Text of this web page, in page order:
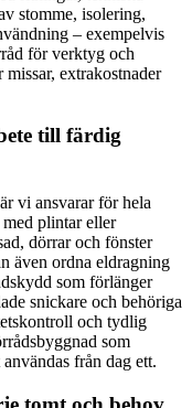
stomme, isolering,
– exempelvis
för verktyg och
extrakostnader
till färdig
vi ansvarar för hela
plintar eller
dörrar och fönster
även ordna eldragning
som förlänger
snickare och behöriga
och tydlig
som
från dag ett.